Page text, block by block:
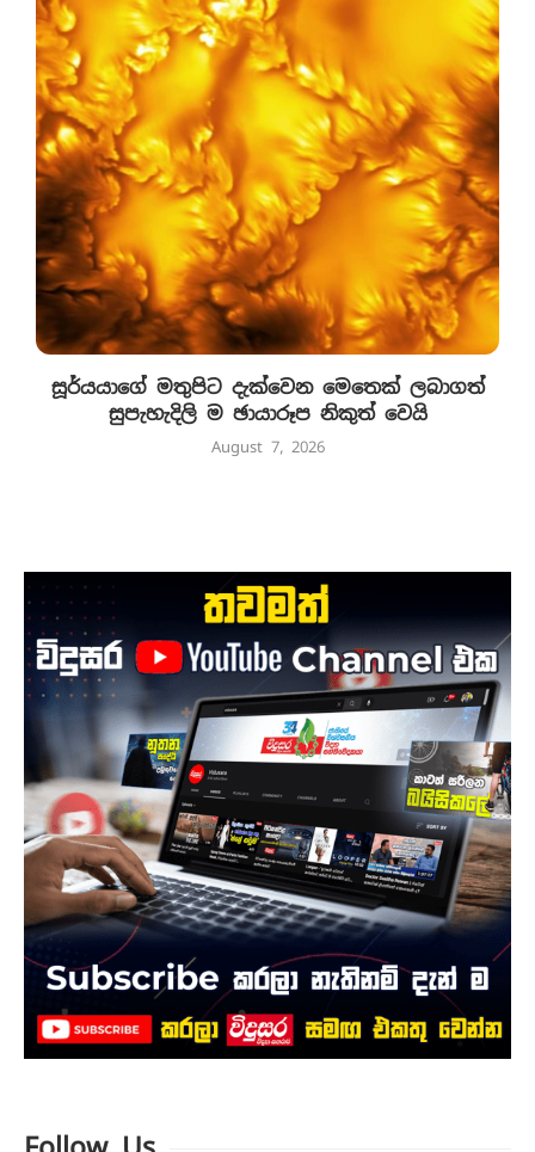
සූර්යයාගේ මතුපිට දැක්වෙන මෙතෙක් ලබාගත්
සුපැහැදිලි ම ඡායාරූප නිකුත් වෙයි
August 7, 2026